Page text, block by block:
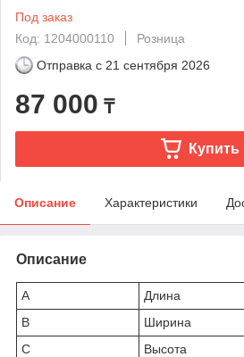
Под заказ
Код: 1204000110
Розница
Отправка с 21 сентября 2026
87 000 ₸
Купить
Описание Характеристики
Описание
A Длина
B
Ширина
C
Высота